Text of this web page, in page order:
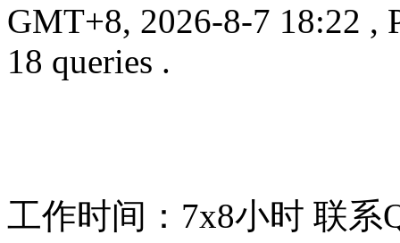
GMT+8, 2026-8-7 18:22 ,
18 queries .
工作时间：7x8小时 联系